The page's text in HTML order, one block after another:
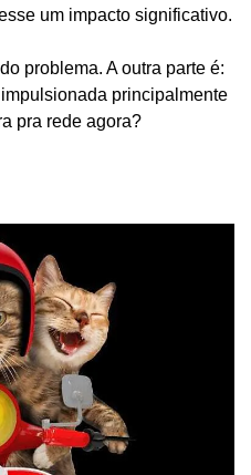
um impacto significativo.
problema. A outra parte é:
principalmente
pra rede agora?